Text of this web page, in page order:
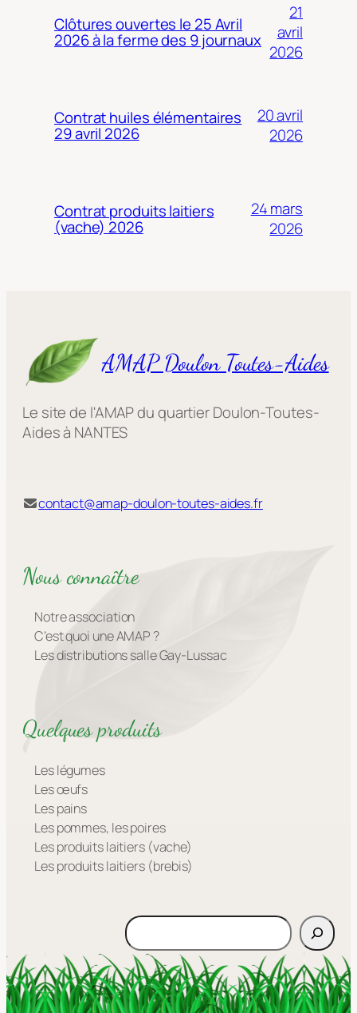
Clôtures ouvertes le 25 Avril
2026 à la ferme des 9 journaux
21
avril
2026
Contrat huiles élémentaires
29 avril 2026
20 avril
2026
Contrat produits laitiers
(vache) 2026
24 mars
2026
AMAP Doulon Toutes-Aides
Le site de l'AMAP du quartier Doulon-Toutes-
Aides à NANTES
contact@amap-doulon-toutes-aides.fr
Nous connaître
Notre association
C’est quoi une AMAP ?
Les distributions salle Gay-Lussac
Quelques produits
Les légumes
Les œufs
Les pains
Les pommes, les poires
Les produits laitiers (vache)
Les produits laitiers (brebis)
Rechercher